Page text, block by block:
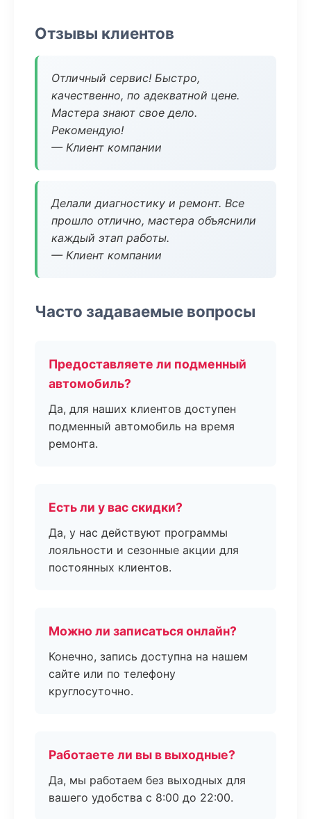
Отзывы клиентов
Отличный сервис! Быстро,
качественно, по адекватной цене.
Мастера знают свое дело.
Рекомендую!
— Клиент компании
Делали диагностику и ремонт. Все
прошло отлично, мастера объяснили
каждый этап работы.
— Клиент компании
Часто задаваемые вопросы
Предоставляете ли подменный
автомобиль?
Да, для наших клиентов доступен
подменный автомобиль на время
ремонта.
Есть ли у вас скидки?
Да, у нас действуют программы
лояльности и сезонные акции для
постоянных клиентов.
Можно ли записаться онлайн?
Конечно, запись доступна на нашем
сайте или по телефону
круглосуточно.
Работаете ли вы в выходные?
Да, мы работаем без выходных для
вашего удобства с 8:00 до 22:00.